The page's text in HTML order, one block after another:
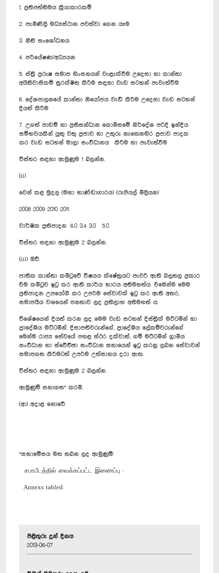
1. ප්‍රතිපත්තිමය ක්‍රියාකාරකම්
2. පැමිණිලි මධ්‍යස්ථාන පවත්වා ගෙන යෑම
3. නීති සංශෝධනය
4. පර්යේෂණ/අධ්‍යයන
5. ස්ත්‍රී පුරුෂ සමාජ හිංසනයන් වැළැක්වීම උදෙසා හා කාන්තා
අයිතිවාසිකම් සුරක්ෂිත කිරීම සඳහා වැඩ සටහන් පැවැත්වීම
6. දේශපාලනයේ කාන්තා නියෝජය වැඩි කිරීම උදෙසා වැඩ සටහන්
දියත් කිරීම
7. උගත් පාඩම් හා ප්‍රතිසන්ධාන කොමිසමේ නිර්දේශ පරිදි ඉන්දීය
සම්භවයකින් යුතු වතු ප්‍රජාව හා උතුරු නැ‍ඟෙනහිර ප්‍රජාව පාදක
කර වැඩ සටහන් මාලා සංවිධානය කිරීම හා පැවැත්වීම
විස්තර සඳහා ඇමුණුම 1 බලන්න.
(ii)
වෙන් කළ මුදල (මහා භාණ්ඩාගාරය) (රුපියල් මිලියන)
2008 2009 2010 2011
වාර්ෂික ප්‍රතිපාදන 6.0 3.4 3.0 5.0
විස්තර සඳහා ඇමුණුම 2 බලන්න.
(iii) ඔව්.
ජාතික කාන්තා කමිටුවේ විෂයය ක්ෂේත්‍රයට පැවරී ඇති බලතල ප්‍රකාර
එම කමිටුව ඉටු කර ඇති කාර්ය භාරය අතිමහත්ය. එමෙන්ම මෙම
ප්‍රතිපාදන උපයෝගී කර උපරිම සේවාවක් ඉටු කර ඇති අතර,
සමාජයීය වශයෙන් ජනතාව ලද ප්‍රතිලාභ අතිමහත් ය.
විශේෂයෙන් දියත් කරන ලද මෙම වැඩ සටහන් දිස්ත්‍රික් මට්ටමින් හා
ප්‍රාදේශීය මට්ටමින්, දිසාපතිවරුන්ගේ, ප්‍රාදේශීය ලේකම්වරුන්ගේ
මෙන්ම රාජ්‍ය සේවයේ පහළ ස්ථර දක්වාත්, ගම් මට්ටමින් ග්‍රාමීය
සංවිධාන හා ස්වේච්ඡා සංවිධාන සහායෙන් ඉටු කරනු ලබන සේවාවන්
සමාජගත කිරීමටත් උපරිම උත්සාහය දරා ඇත.
විස්තර සඳහා ඇමුණුම 2 බලන්න.
ඇමුණුම් සහාගත* කරමි.
(ආ) අදාළ නොවේ.
*සභාමේසය මත තබන ලද ඇමුණුම්:
சபாபீடத்தில் வைக்கப்பட்ட இணைப்பு :
Annexs tabled:
පිළිතුරු දුන් දිනය
2013-06-07